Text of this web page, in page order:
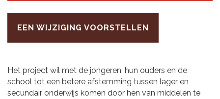
EEN WIJZIGING VOORSTELLEN
Het project wil met de jongeren, hun ouders en de
school tot een betere afstemming tussen lager en
secundair onderwijs komen door hen van middelen te